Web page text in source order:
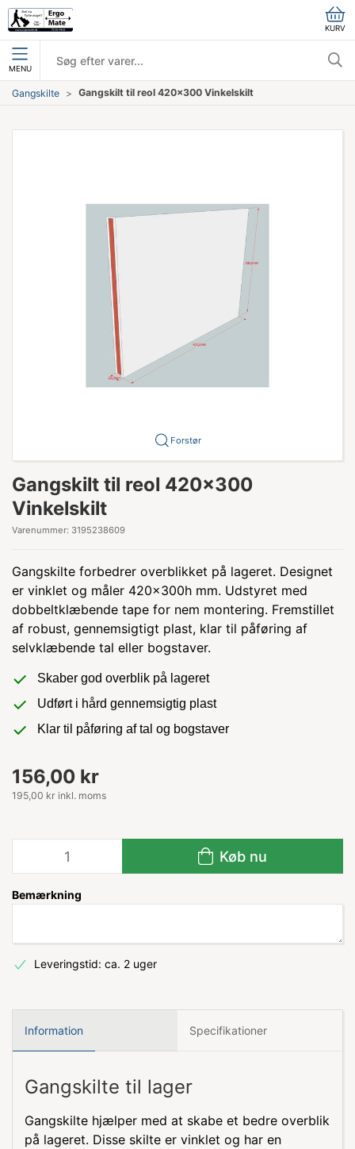
KURV
MENU
Gangskilte Gangskilt til reol 420x300 Vinkelskilt
Forstør
Gangskilt til reol 420x300
Vinkelskilt
Varenummer: 3195238609
Gangskilte forbedrer overblikket på lageret. Designet
er vinklet og måler 420x300h mm. Udstyret med
dobbeltklæbende tape for nem montering. Fremstillet
af robust, gennemsigtigt plast, klar til påføring af
selvklæbende tal eller bogstaver.
Skaber god overblik på lageret
Udført i hård gennemsigtig plast
Klar til påføring af tal og bogstaver
156,00 kr
195,00 kr inkl. moms
Køb nu
Bemærkning
Leveringstid: ca. 2 uger
Information Specifikationer
Gangskilte til lager
Gangskilte hjælper med at skabe et bedre overblik
på lageret. Disse skilte er vinklet og har en